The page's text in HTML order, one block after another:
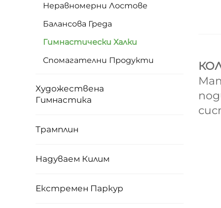
Неравномерни Лостове
Балансова Греда
Гимнастически Халки
Спомагателни Продукти
Художествена
Гимнастика
Трамплин
Надуваем Килим
Екстремен Паркур